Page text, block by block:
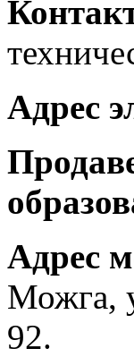
Адрес
Адрес
Можга,
92.